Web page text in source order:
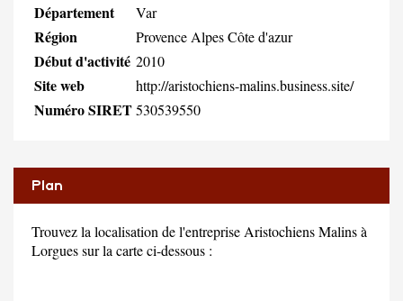
Département Var
Région Provence Alpes Côte d'azur
Début d'activité 2010
Site web http://aristochiens-malins.business.site/
Numéro SIRET530539550
Plan
Trouvez la localisation de l'entreprise Aristochiens Malins à
Lorgues sur la carte ci-dessous :